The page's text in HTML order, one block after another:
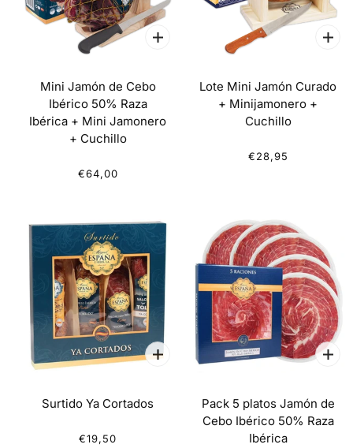
Mini Jamón de Cebo
Ibérico 50% Raza
Ibérica + Mini Jamonero
+ Cuchillo
€64,00
Lote Mini Jamón Curado
+ Minijamonero +
Cuchillo
€28,95
Surtido Ya Cortados
€19,50
Pack 5 platos Jamón de
Cebo Ibérico 50% Raza
Ibérica